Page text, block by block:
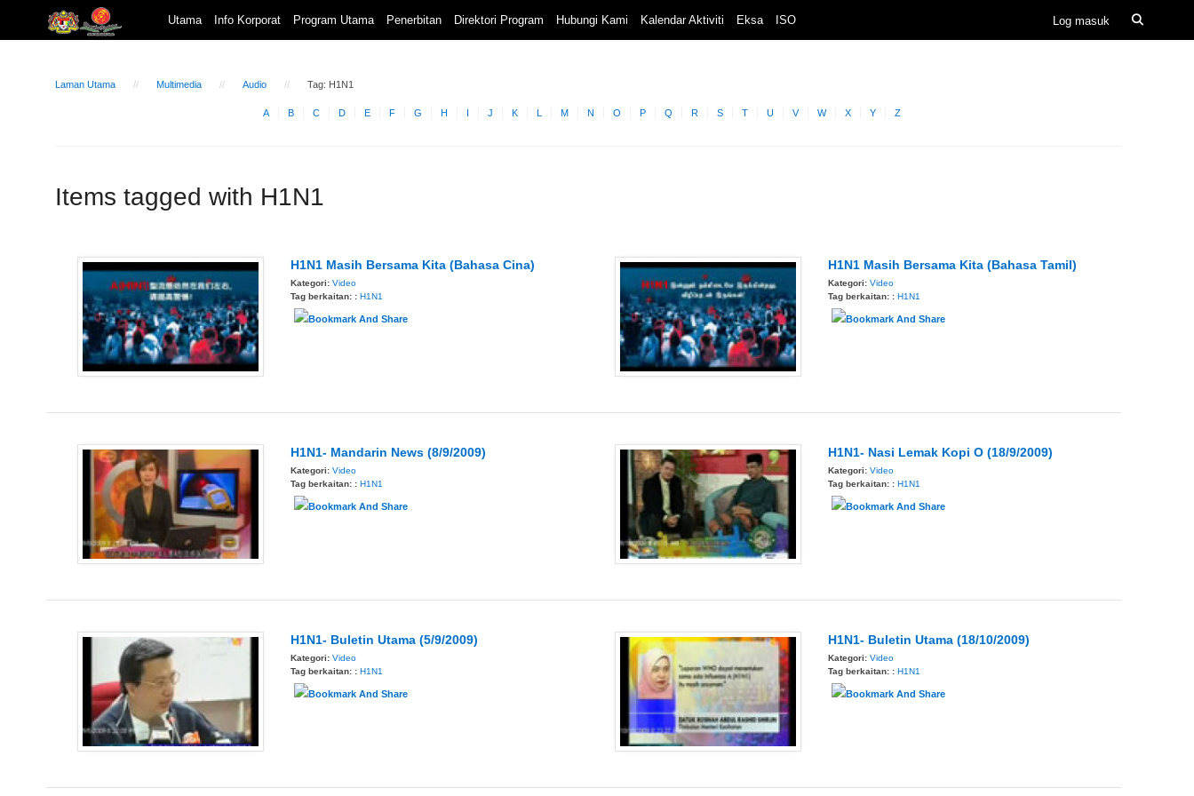
Utama Info Korporat Program Utama Penerbitan Direktori Program Hubungi Kami Kalendar Aktiviti Eksa ISO
Laman Utama Multimedia Audio Tag: H1N1
A B C D E F G H I J K L M N O P Q R S T U V W X Y Z
Items tagged with H1N1
H1N1 Masih Bersama Kita (Bahasa Cina)
Kategori: Video
Tag berkaitan: : H1N1
H1N1 Masih Bersama Kita (Bahasa Tamil)
Kategori: Video
Tag berkaitan: : H1N1
H1N1- Mandarin News (8/9/2009)
Kategori: Video
Tag berkaitan: : H1N1
H1N1- Nasi Lemak Kopi O (18/9/2009)
Kategori: Video
Tag berkaitan: : H1N1
H1N1- Buletin Utama (5/9/2009)
Kategori: Video
Tag berkaitan: : H1N1
H1N1- Buletin Utama (18/10/2009)
Kategori: Video
Tag berkaitan: : H1N1